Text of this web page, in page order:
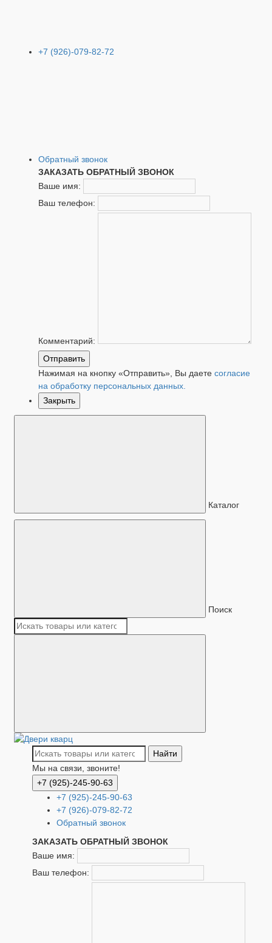
+7 (926)-079-82-72
Обратный звонок
ЗАКАЗАТЬ ОБРАТНЫЙ ЗВОНОК
Ваше имя:
Ваш телефон:
Комментарий:
Отправить
Нажимая на кнопку «Отправить», Вы даете согласие
на обработку персональных данных.
Закрыть
Каталог
Поиск
Найти
Мы на связи, звоните!
+7 (925)-245-90-63
+7 (925)-245-90-63
+7 (926)-079-82-72
Обратный звонок
ЗАКАЗАТЬ ОБРАТНЫЙ ЗВОНОК
Ваше имя:
Ваш телефон: